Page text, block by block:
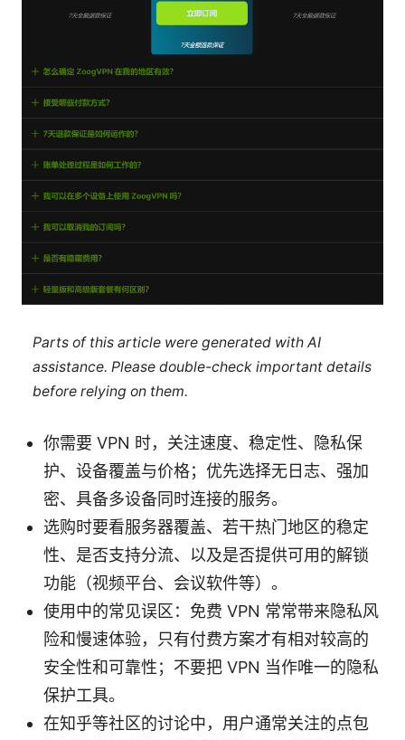
Parts of this article were generated with AI
assistance. Please double-check important details
before relying on them.
你需要 VPN 时，关注速度、稳定性、隐私保
护、设备覆盖与价格；优先选择无日志、强加
密、具备多设备同时连接的服务。
选购时要看服务器覆盖、若干热门地区的稳定
性、是否支持分流、以及是否提供可用的解锁
功能（视频平台、会议软件等）。
使用中的常见误区：免费 VPN 常常带来隐私风
险和慢速体验，只有付费方案才有相对较高的
安全性和可靠性；不要把 VPN 当作唯一的隐私
保护工具。
在知乎等社区的讨论中，用户通常关注的点包